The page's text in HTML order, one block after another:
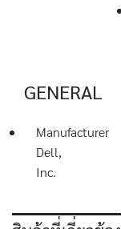
GENERAL
Manufacturer
Dell,
Inc.